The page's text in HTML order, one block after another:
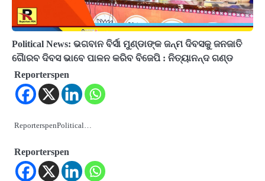
Political News: ଭଗବାନ ବିର୍ସା ମୁଣ୍ଡାଙ୍କ ଜନ୍ମ ଦିବସକୁ ଜନଜାତି
ଗୈାରବ ଦିବସ ଭାବେ ପାଳନ କରିବ ବିଜେପି : ନିତ୍ୟାନନ୍ଦ ଗଣ୍ଡ
Reporterspen
ReporterspenPolitical…
Reporterspen